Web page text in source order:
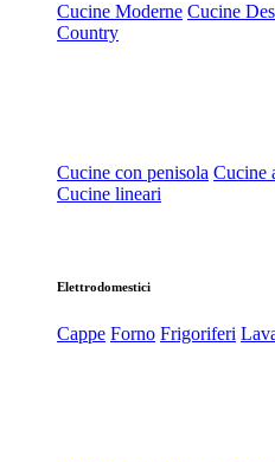
Cucine Moderne Cucine
Country
Cucine con penisola Cucine
Cucine lineari
Elettrodomestici
Cappe Forno Frigoriferi